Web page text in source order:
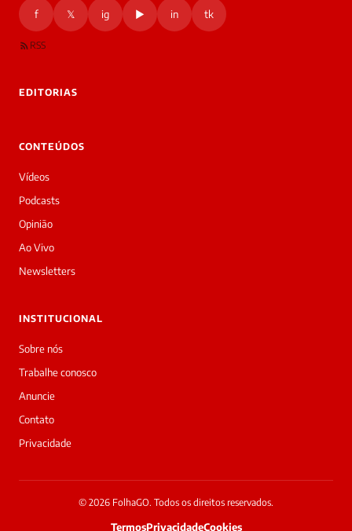
Bom
dia!
Sou
a
daqui
do
Prime.
Mary
silva
acabou
de
cobrir
matéria
—
galera
f 𝕏 ig ▶ in tk
RSS
EDITORIAS
CONTEÚDOS
Vídeos
Podcasts
Opinião
Ao Vivo
Newsletters
INSTITUCIONAL
Sobre nós
Trabalhe conosco
Anuncie
Contato
Privacidade
© 2026 FolhaGO. Todos os direitos reservados.
TermosPrivacidadeCookies